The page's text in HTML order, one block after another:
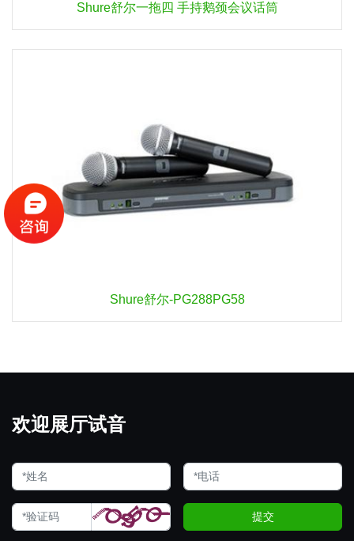
Shure舒尔一拖四 手持鹅颈会议话筒
Shure舒尔-PG288PG58
欢迎展厅试音
提交